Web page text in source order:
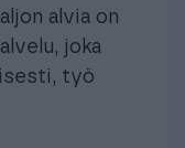
alvia on
joka
työ